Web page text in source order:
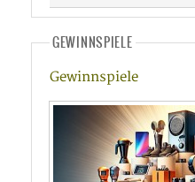
GEWINNSPIELE
Gewinnspiele